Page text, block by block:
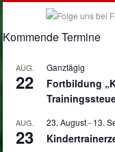
Kommende Termine
AUG.
22
Ganztägig
Fortbildung
AUG.
23
23. August- 13.